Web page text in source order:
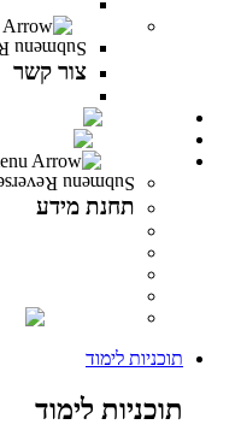
צור קשר
תחנת מידע
תוכניות לימוד
תוכניות לימוד